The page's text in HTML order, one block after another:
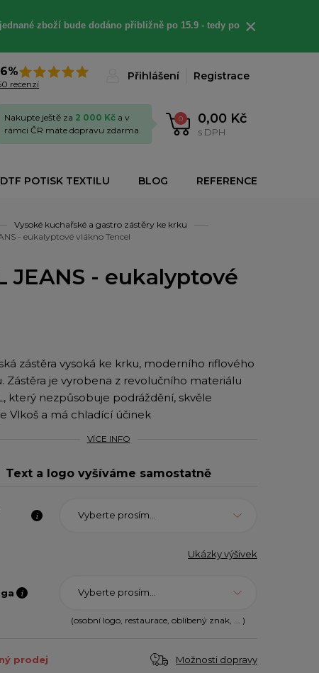
zboží bude dodáno přibližně po 15.9 - tedy po
×
recenzí
Přihlášení Registrace
0 0,00 Kč
s DPH
Nakupte ještě za 2 000 Kč a v
rámci ČR máte dopravu zdarma.
DTF POTISK TEXTILU BLOG REFERENCE
Vysoké kuchařské a gastro zástěry ke krku
- eukalyptové vlákno Tencel
JEANS - eukalyptové
zástěra vysoká ke krku, moderního riflového
Zástěra je vyrobena z revolučního materiálu
který nezpůsobuje podráždění, skvěle
Vlkoš a má chladící účinek
VÍCE INFO
Text a logo vyšíváme samostatně
Vyberte prosím...
Ukázky výšivek
Vyberte prosím...
(osobní logo, restaurace, oblíbený znak, ... )
prodej Možnosti dopravy